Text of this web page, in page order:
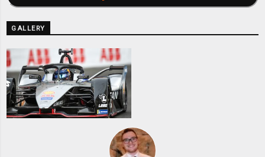
GALLERY